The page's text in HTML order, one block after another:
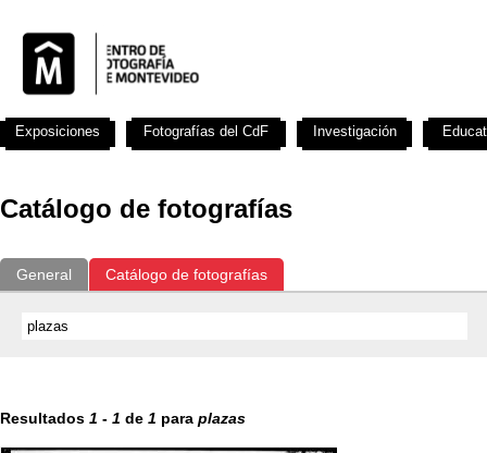
Catálogo de fotografías
General Catálogo de fotografías
Resultados 1 - 1 de 1 para plazas
Exposiciones Fotografías del CdF Investigación